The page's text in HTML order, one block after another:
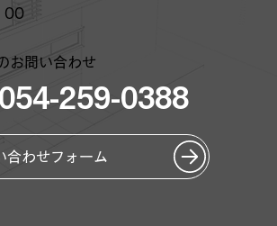
00
お問い合わせ
054-259-0388
合わせフォーム